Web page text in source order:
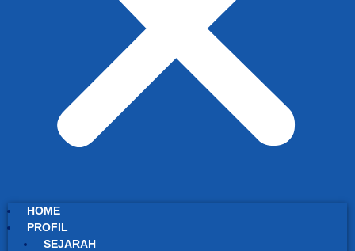
HOME
PROFIL
SEJARAH